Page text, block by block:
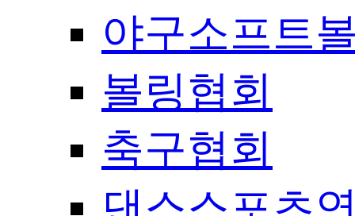
야구소프트
볼링협회
축구협회